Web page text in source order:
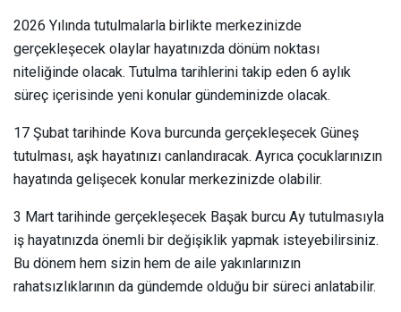
2026 Yılında tutulmalarla birlikte merkezinizde
gerçekleşecek olaylar hayatınızda dönüm noktası
niteliğinde olacak. Tutulma tarihlerini takip eden 6 aylık
süreç içerisinde yeni konular gündeminizde olacak.
17 Şubat tarihinde Kova burcunda gerçekleşecek Güneş
tutulması, aşk hayatınızı canlandıracak. Ayrıca çocuklarınızın
hayatında gelişecek konular merkezinizde olabilir.
3 Mart tarihinde gerçekleşecek Başak burcu Ay tutulmasıyla
iş hayatınızda önemli bir değişiklik yapmak isteyebilirsiniz.
Bu dönem hem sizin hem de aile yakınlarınızın
rahatsızlıklarının da gündemde olduğu bir süreci anlatabilir.